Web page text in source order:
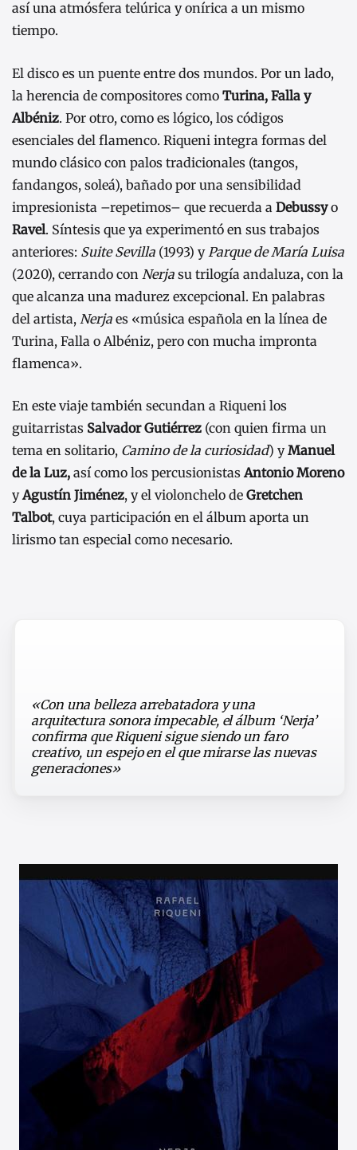
así una atmósfera telúrica y onírica a un mismo
tiempo.
El disco es un puente entre dos mundos. Por un lado,
la herencia de compositores como Turina, Falla y
Albéniz. Por otro, como es lógico, los códigos
esenciales del flamenco. Riqueni integra formas del
mundo clásico con palos tradicionales (tangos,
fandangos, soleá), bañado por una sensibilidad
impresionista –repetimos– que recuerda a Debussyo
Ravel. Síntesis que ya experimentó en sus trabajos
anteriores: Suite Sevilla (1993) y Parque de María Luisa
(2020), cerrando con Nerja su trilogía andaluza, con la
que alcanza una madurez excepcional. En palabras
del artista, Nerja es «música española en la línea de
Turina, Falla o Albéniz, pero con mucha impronta
flamenca».
En este viaje también secundan a Riqueni los
guitarristas Salvador Gutiérrez (con quien firma un
tema en solitario, Camino de la curiosidad) yManuel
de la Luz, así como los percusionistasAntonio Moreno
yAgustín Jiménez, y el violonchelo de Gretchen
Talbot, cuya participación en el álbum aporta un
lirismo tan especial como necesario.
«Con una belleza arrebatadora y una
arquitectura sonora impecable, el álbum ‘Nerja’
confirma que Riqueni sigue siendo un faro
creativo, un espejo en el que mirarse las nuevas
generaciones»